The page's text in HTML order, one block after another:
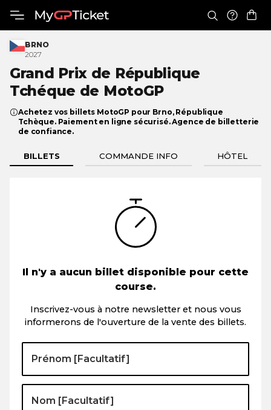
BRNO
2027
Grand Prix de République
Tchéque de MotoGP
Achetez vos billets MotoGP pour Brno, République
Tchèque. Paiement en ligne sécurisé. Agence de billetterie
de confiance.
BILLETS COMMANDE INFO HÔTEL
Il n'y a aucun billet disponible pour cette
course.
Inscrivez-vous à notre newsletter et nous vous
informerons de l'ouverture de la vente des billets.